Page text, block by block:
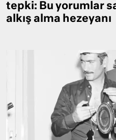
tepki: Bu yorumlar
alkış alma hezeyanı